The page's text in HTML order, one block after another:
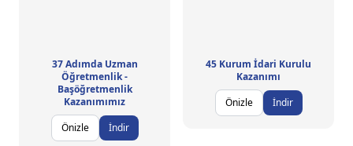
37 Adımda Uzman
Öğretmenlik -
Başöğretmenlik
Kazanımımız
Önizle
İndir
45 Kurum İdari Kurulu
Kazanımı
Önizle
İndir